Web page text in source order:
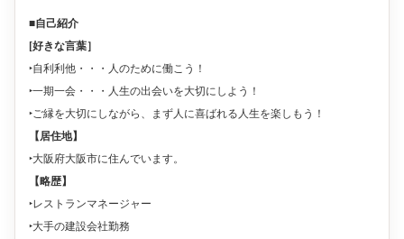
■自己紹介
[好きな言葉］
‣自利利他・・・人のために働こう！
‣一期一会・・・人生の出会いを大切にしよう！
‣ご縁を大切にしながら、まず人に喜ばれる人生を楽しもう！
【居住地】
‣大阪府大阪市に住んでいます。
【略歴】
‣レストランマネージャー
‣大手の建設会社勤務